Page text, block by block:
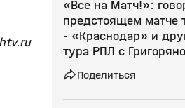
«Все на Матч!»:
предстоящем матче
- «Краснодар» и
тура РПЛ с
Поделиться